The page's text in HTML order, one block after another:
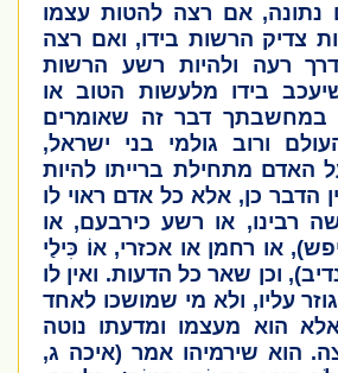
אם רצה להטות עצמו
צדיק הרשות בידו, ואם רצה
רעה ולהיות רשע הרשות
בידו מלעשות הטוב או
במחשבתך דבר זה שאומרים
ורוב גולמי בני ישראל,
מתחילת ברייתו להיות
כן, אלא כל אדם ראוי לו
רבינו, או רשע כירבעם, או
, או רחמן או אכזרי, אוֹ כִּילַי
, וכן שאר כל הדעות. ואין לו
עליו, ולא מי שמושכו לאחד
הוא מעצמו ומדעתו נוטה
הוא שירמיהו אמר(איכה ג,